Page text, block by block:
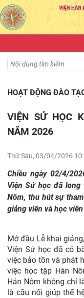
HOẠT ĐỘNG ĐÀO
VIỆN SỬ HỌC KHAI GIẢNG LỚP HÁN NÔM
NĂM 2026
Thứ Sáu, 03/04/2026
Chiều ngày 02/4/
Viện Sử học đã long
Nôm, thu hút sự
giảng viên và học
Mở đầu Lễ khai
Viện Sử học đã có
việc bảo tồn và phát
việc học tập Hán
Hán Nôm không chỉ
là cầu nối giúp thế